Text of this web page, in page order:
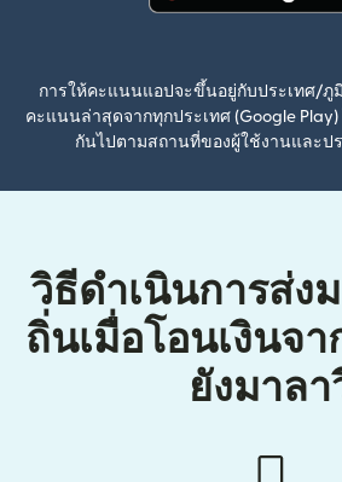
การให้คะแนนแอปจะขึ้นอยู่กับประเทศ/ภู
คะแนนล่าสุดจากทุกประเทศ (Google
กันไปตามสถานที่ของผู้ใช้งานและป
วิธีดำเนินการส่ง
ถิ่นเมื่อโอนเงินจา
ยังมาลา